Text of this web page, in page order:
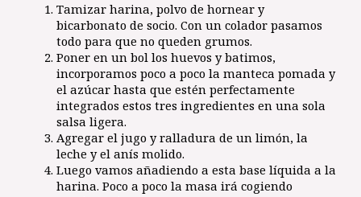
Tamizar harina, polvo de hornear y
bicarbonato de socio. Con un colador pasamos
todo para que no queden grumos.
Poner en un bol los huevos y batimos,
incorporamos poco a poco la manteca pomada y
el azúcar hasta que estén perfectamente
integrados estos tres ingredientes en una sola
salsa ligera.
Agregar el jugo y ralladura de un limón, la
leche y el anís molido.
Luego vamos añadiendo a esta base líquida a la
harina. Poco a poco la masa irá cogiendo